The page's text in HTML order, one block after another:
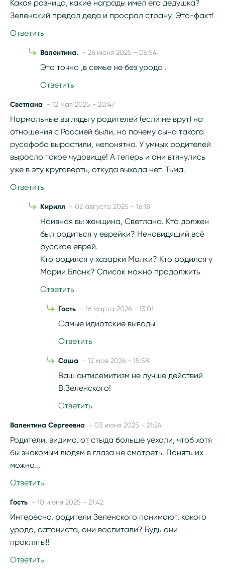
Какая разница, какие награды имел его дедушка?
Зеленский предал деда и просрал страну. Это-факт!
Ответить
Валентина. - 26 июня 2025 - 06:54
Это точно ,в семье не без урода .
Ответить
Светлана - 12 мая 2025 - 20:47
Нормальные взгляды у родителей (если не врут) на
отношения с Россией были, но почему сына такого
русофоба вырастили, непонятно. У умных родителей
выросло такое чудовище! А теперь и они втянулись
уже в эту круговерть, откуда выхода нет. Тьма.
Ответить
Кирилл - 02 августа 2025 - 16:18
Наивная вы женщина, Светлана. Кто должен
был родиться у еврейки? Ненавидящий всё
русское еврей.
Кто родился у хазарки Малки? Кто родился у
Марии Бланк? Список можно продолжить
Ответить
Гость - 16 марта 2026 - 13:01
Самые идиотские выводы
Ответить
Саша - 12 мая 2026 - 15:58
Ваш антисемитизм не лучше действий
В.Зеленского!
Ответить
Валентина Сергеевна - 03 июня 2025 - 21:24
Родители, видимо, от стыда больше уехали, чтоб хотя
бы знакомым людям в глаза не смотреть. Понять их
можно...
Ответить
Гость - 10 июня 2025 - 21:42
Интересно, родители Зеленского понимают, какого
урода, сатаниста, они воспитали? Будь они
прокляты!!
Ответить